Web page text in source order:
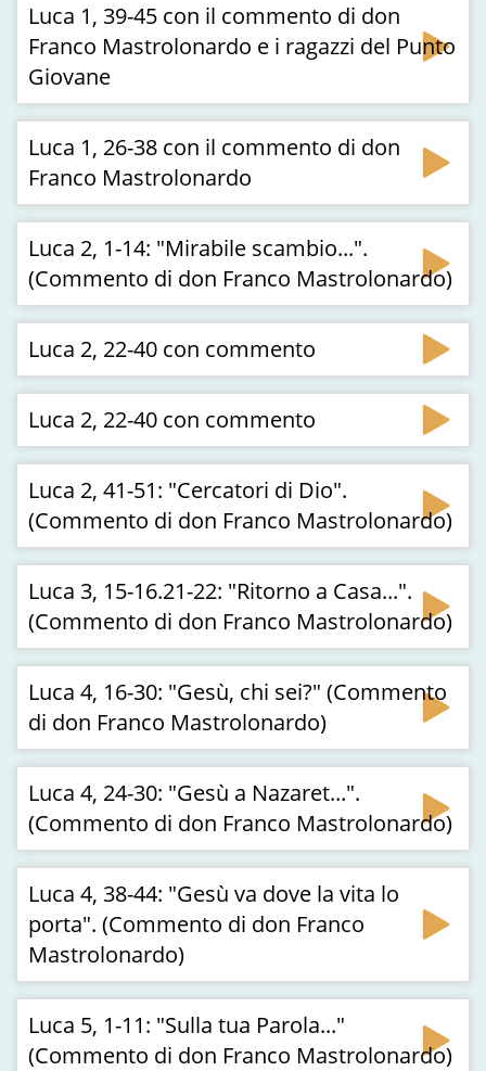
Luca 1, 39-45 con il commento di don
Franco Mastrolonardo e i ragazzi del Punto
Giovane
Luca 1, 26-38 con il commento di don
Franco Mastrolonardo
Luca 2, 1-14: "Mirabile scambio...".
(Commento di don Franco Mastrolonardo)
Luca 2, 22-40 con commento
Luca 2, 22-40 con commento
Luca 2, 41-51: "Cercatori di Dio".
(Commento di don Franco Mastrolonardo)
Luca 3, 15-16.21-22: "Ritorno a Casa...".
(Commento di don Franco Mastrolonardo)
Luca 4, 16-30: "Gesù, chi sei?" (Commento
di don Franco Mastrolonardo)
Luca 4, 24-30: "Gesù a Nazaret...".
(Commento di don Franco Mastrolonardo)
Luca 4, 38-44: "Gesù va dove la vita lo
porta". (Commento di don Franco
Mastrolonardo)
Luca 5, 1-11: "Sulla tua Parola..."
(Commento di don Franco Mastrolonardo)